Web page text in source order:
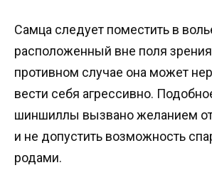
Самца следует поместить в
расположенный вне поля
противном случае она может
вести себя агрессивно.
шиншиллы вызвано желанием
и не допустить возможность
родами.